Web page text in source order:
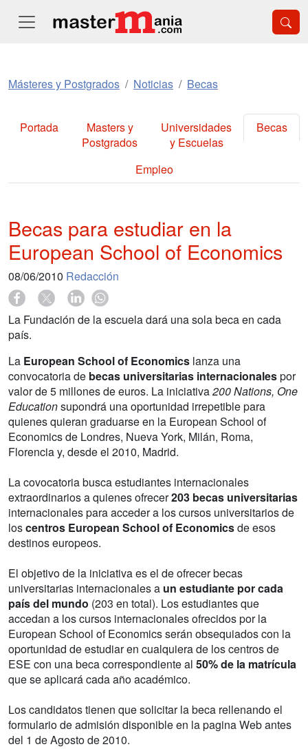
Másteres y Postgrados Noticias Becas
Portada
Masters y
Postgrados
Universidades
y Escuelas
Becas
Empleo
Becas para estudiar en la
European School of Economics
08/06/2010 Redacción
La Fundación de la escuela dará una sola beca en cada
país.
La European School of Economics lanza una
convocatoria de becas universitarias internacionalespor
valor de 5 millones de euros. La iniciativa200 Nations, One
Educationsupondrá una oportunidad irrepetible para
quienes quieran graduarse en la European School of
Economics de Londres, Nueva York, Milán, Roma,
Florencia y, desde el 2010, Madrid.
La covocatoria busca estudiantes internacionales
extraordinarios a quienes ofrecer203 becas universitarias
internacionales para acceder a los cursos universitarios de
loscentros European School of Economicsde esos
destinos europeos.
El objetivo de la iniciativa es el de ofrecer becas
universitarias internacionales a un estudiante por cada
país del mundo (203 en total). Los estudiantes que
accedan a los cursos internacionales ofrecidos por la
European School of Economics serán obsequiados con la
oportunidad de estudiar en cualquiera de los centros de
ESE con una beca correspondiente al 50% de la matrícula
que se aplicará cada año académico.
Los candidatos tienen que solicitar la beca rellenando el
formulario de admisión disponible en la pagina Web antes
del 1 de Agosto de 2010.